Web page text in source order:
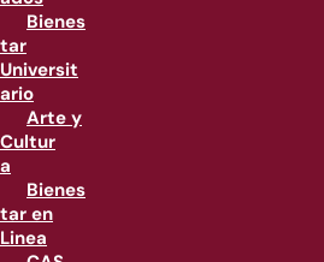
Bienes
tar
Universit
ario
Arte y
Cultur
a
Bienes
tar en
Linea